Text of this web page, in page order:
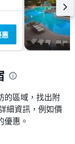
的區域，找出附
細資訊，例如價
惠。